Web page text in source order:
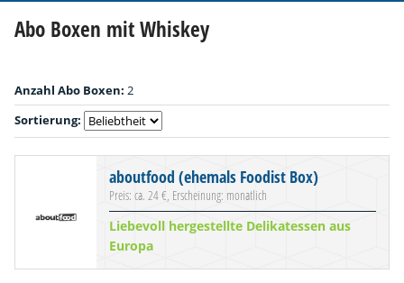
Abo Boxen mit Whiskey
Anzahl Abo Boxen: 2
Sortierung:
aboutfood (ehemals Foodist Box)
Preis: ca. 24 €, Erscheinung: monatlich
Liebevoll hergestellte Delikatessen aus
Europa